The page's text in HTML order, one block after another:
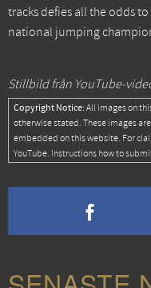
tracks defies all the odds
national jumping
Stillbild från YouTube-
Copyright Notice: All images on
otherwise stated. These images
embedded on this website. For
YouTube. Instructions how to